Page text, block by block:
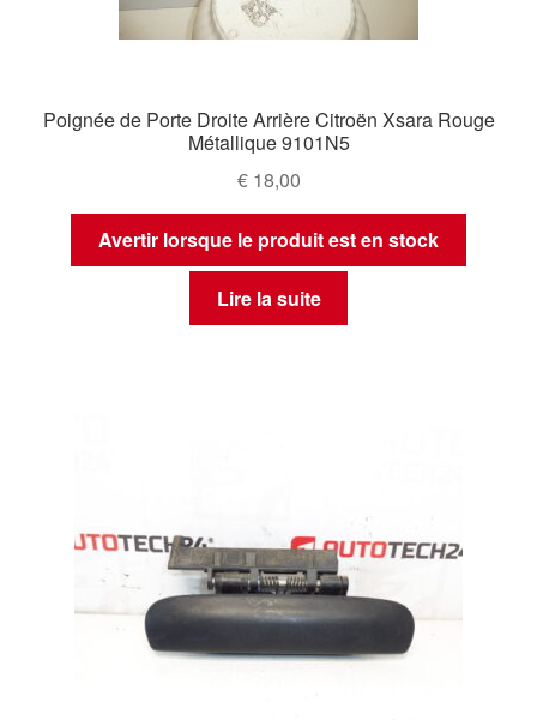
Poignée de Porte Droite Arrière Citroën Xsara Rouge
Métallique 9101N5
€18,00
Avertir lorsque le produit est en stock
Lire la suite